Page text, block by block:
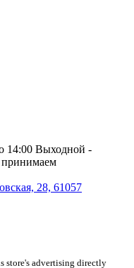
14:00 Выходной -
принимаем
28, 61057
store's advertising directly